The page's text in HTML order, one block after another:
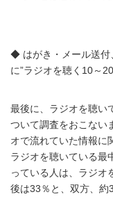
◆ はがき・メール送付
に”ラジオを聴く10～
最後に、ラジオを聴い
ついて調査をおこない
オで流れていた情報に
ラジオを聴いている最
っている人は、ラジオ
後は33％と、双方、約